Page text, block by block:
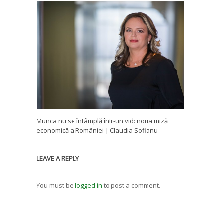
Munca nu se întâmplă într-un vid: noua miză
economică a României | Claudia Sofianu
LEAVE A REPLY
You must be logged in to post a comment.